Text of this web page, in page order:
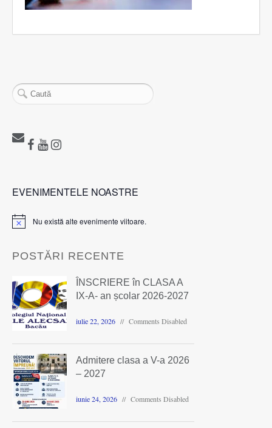
EVENIMENTELE NOASTRE
NotificareNu există alte evenimente viitoare.
POSTĂRI RECENTE
ÎNSCRIERE în CLASA A
IX-A- an școlar 2026-2027
iulie 22, 2026 Comments Disabled
Admitere clasa a V-a 2026
– 2027
iunie 24, 2026 Comments Disabled